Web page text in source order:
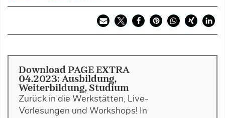
Download PAGE EXTRA
04.2023: Ausbildung,
Weiterbildung, Studium
Zurück in die Werkstätten, Live-
Vorlesungen und Workshops! In